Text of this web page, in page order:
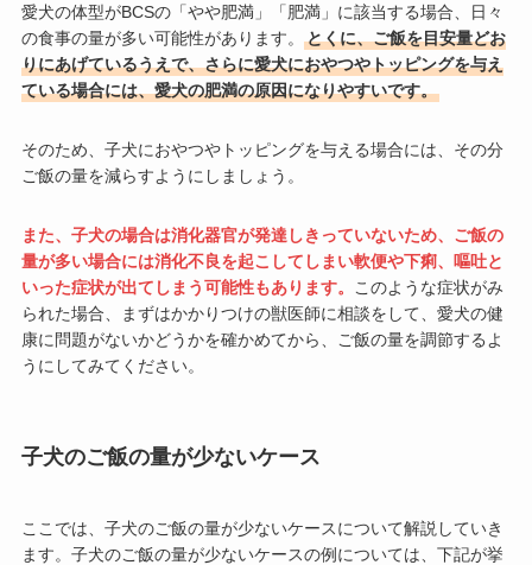
愛犬の体型がBCSの「やや肥満」「肥満」に該当する場合、日々
の食事の量が多い可能性があります。
とくに、ご飯を目安量どお
りにあげているうえで、さらに愛犬におやつやトッピングを与え
ている場合には、愛犬の肥満の原因になりやすいです。
そのため、子犬におやつやトッピングを与える場合には、その分
ご飯の量を減らすようにしましょう。
また、子犬の場合は消化器官が発達しきっていないため、ご飯の
量が多い場合には消化不良を起こしてしまい軟便や下痢、嘔吐と
いった症状が出てしまう可能性もあります。
このような症状がみ
られた場合、まずはかかりつけの獣医師に相談をして、愛犬の健
康に問題がないかどうかを確かめてから、ご飯の量を調節するよ
うにしてみてください。
子犬のご飯の量が少ないケース
ここでは、子犬のご飯の量が少ないケースについて解説していき
ます。子犬のご飯の量が少ないケースの例については、下記が挙